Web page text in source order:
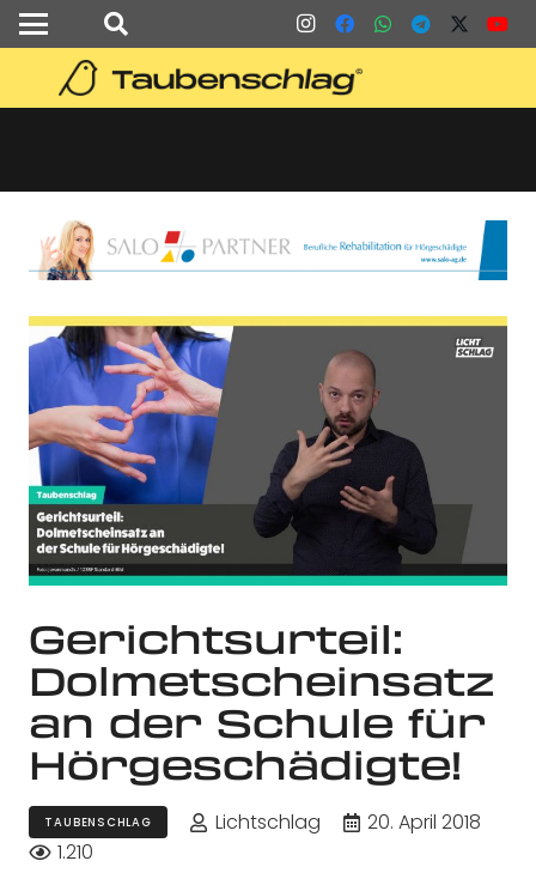
Gerichtsurteil:
Dolmetscheinsatz
an der Schule für
Hörgeschädigte!
TAUBENSCHLAG Lichtschlag
20. April 2018
1.210